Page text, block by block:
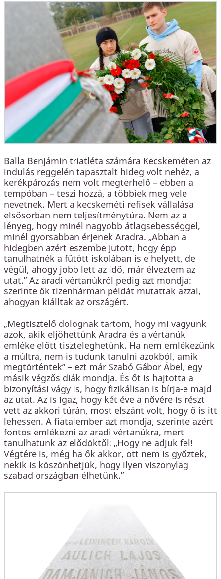
Balla Benjámin triatléta számára Kecskeméten az
indulás reggelén tapasztalt hideg volt nehéz, a
kerékpározás nem volt megterhelő – ebben a
tempóban – teszi hozzá, a többiek meg vele
nevetnek. Mert a kecskeméti refisek vállalása
elsősorban nem teljesítménytúra. Nem az a
lényeg, hogy minél nagyobb átlagsebességgel,
minél gyorsabban érjenek Aradra. „Abban a
hidegben azért eszembe jutott, hogy épp
tanulhatnék a fűtött iskolában is e helyett, de
végül, ahogy jobb lett az idő, már élveztem az
utat.” Az aradi vértanúkról pedig azt mondja:
szerinte ők tizenhárman példát mutattak azzal,
ahogyan kiálltak az országért.
„Megtisztelő dolognak tartom, hogy mi vagyunk
azok, akik eljöhettünk Aradra és a vértanúk
emléke előtt tiszteleghetünk. Ha nem emlékezünk
a múltra, nem is tudunk tanulni azokból, amik
megtörténtek” – ezt már Szabó Gábor Ábel, egy
másik végzős diák mondja. És őt is hajtotta a
bizonyítási vágy is, hogy fizikálisan is bírja-e majd
az utat. Az is igaz, hogy két éve a nővére is részt
vett az akkori túrán, most elszánt volt, hogy ő is itt
lehessen. A fiatalember azt mondja, szerinte azért
fontos emlékezni az aradi vértanúkra, mert
tanulhatunk az elődöktől: „Hogy ne adjuk fel!
Végtére is, még ha ők akkor, ott nem is győztek,
nekik is köszönhetjük, hogy ilyen viszonylag
szabad országban élhetünk.”